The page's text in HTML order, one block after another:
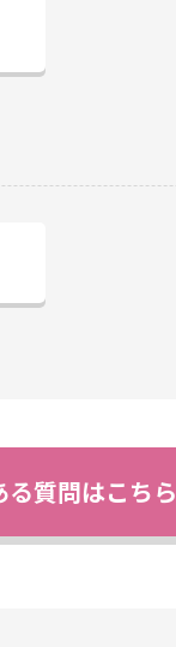
る質問はこちら